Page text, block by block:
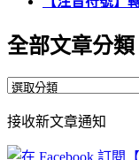
全部文章分類
全
文
章
接收新文章通知